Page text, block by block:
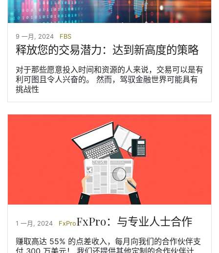
9 一月, 2024 FBS
释放您的交易潜力：达到新高度的策略
对于那些愿意投入时间和资源的人来说，交易可以是有
利可图且令人兴奋的。 然而，驾驭金融世界可能具有
挑战性
1 一月, 2024 FxProFxPro：与专业人士合作
赚取高达 55% 的点差收入，每月向我们的合作伙伴支